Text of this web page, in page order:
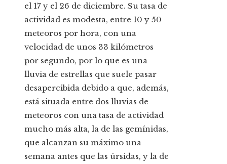
el 17 y el 26 de diciembre. Su tasa de
actividad es modesta, entre 10 y 50
meteoros por hora, con una
velocidad de unos 33 kilómetros
por segundo, por lo que es una
lluvia de estrellas que suele pasar
desapercibida debido a que, además,
está situada entre dos lluvias de
meteoros con una tasa de actividad
mucho más alta, la de las gemínidas,
que alcanzan su máximo una
semana antes que las úrsidas, y la de